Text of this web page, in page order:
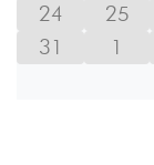
24
25
31
1